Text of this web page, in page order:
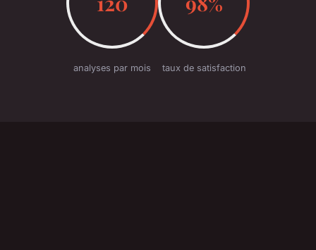
analyses par mois taux de satisfaction